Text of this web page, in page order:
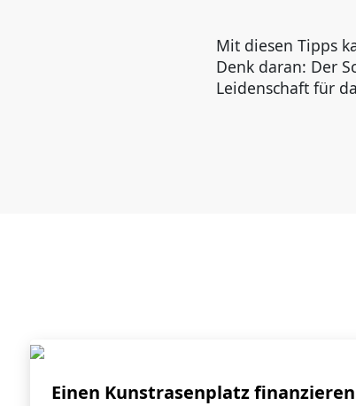
Mit diesen Tipps
Denk daran: Der
Leidenschaft für
Einen Kunstrasenplatz